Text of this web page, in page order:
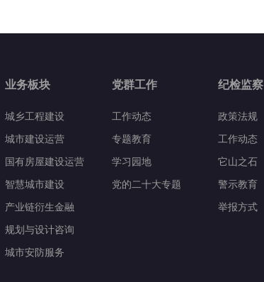
业务板块
城乡工程建设
城市建设运营
国有房屋建设运营
智慧城市建设
产业链衍生金融
规划与设计咨询
城市安防服务
党群工作
工作动态
专题教育
学习园地
党的二十大专题
纪检监察
政策法规
工作动态
它山之石
警示教育
举报方式